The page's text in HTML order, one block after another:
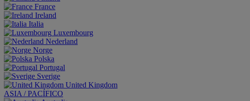
France
Ireland
Italia
Luxembourg
Nederland
Norge
Polska
Portugal
Sverige
United Kingdom
ASIA / PACÍFICO